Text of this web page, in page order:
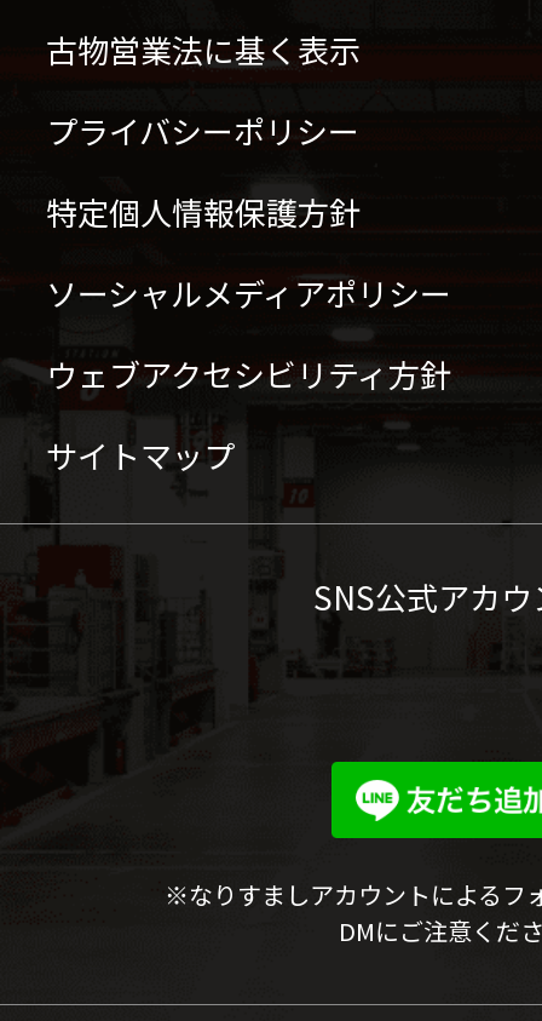
古物営業法に基く表示
プライバシーポリシー
特定個人情報保護方針
ソーシャルメディアポリシー
ウェブアクセシビリティ方針
サイトマップ
SNS公式アカ
※なりすましアカウントによるフ
DMにご注意くだ